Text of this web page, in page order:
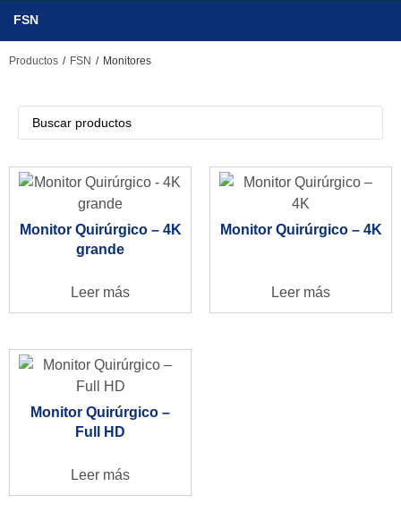
FSN
Productos / FSN / Monitores
Monitor Quirúrgico – 4K
grande
Leer más
Monitor Quirúrgico – 4K
Leer más
Monitor Quirúrgico –
Full HD
Leer más